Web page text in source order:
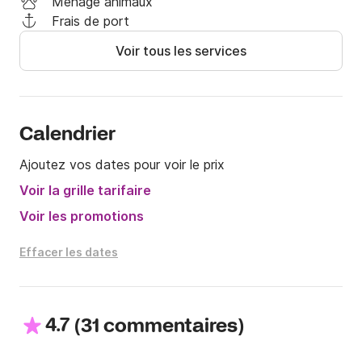
fournir le meilleur service.
Nous sommes situés dans le club nautique de Altea
Au Club Nautico Altea, vous trouverez des vestiaires,
ou une journée complète
À bientôt!
Service capitaine (non inclus dans le prix) 4h 100€ ou
Frais de port
Voir tous les services
Calendrier
Ajoutez vos dates pour voir le prix
Voir la grille tarifaire
Voir les promotions
Effacer les dates
4.7 (31 commentaires)